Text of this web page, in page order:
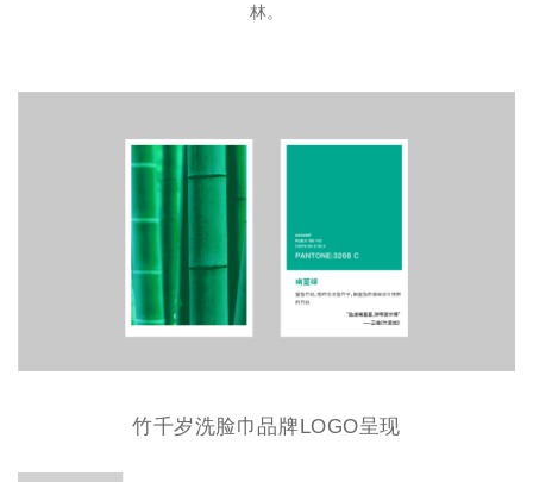
林。
竹千岁洗脸巾品牌LOGO呈现